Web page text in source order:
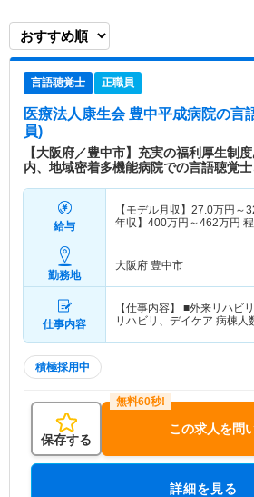
ーション医療、在宅医療
期急性期疾病から慢性疾
来・訪問リハビリテーシ
ビリテーション）・デイ
看護・介護・リハビリテ
の方々に安心して頼って
日々尽力しています。
言語聴覚士 正職員
医療法人康生会 豊中平成病院の言
員)
【大阪府／豊中市】充実の福利厚生制
内、地域密着多機能病院での言語聴覚
給与
【モデル月収】 27.0万円～
年収】 400万円～462万円
勤務地
大阪府 豊中市
仕事内容
【仕事内容】 ■外来リハビ
リハビリ、デイケア 病
積極採用中
保存する
この求人を問
詳細を見る